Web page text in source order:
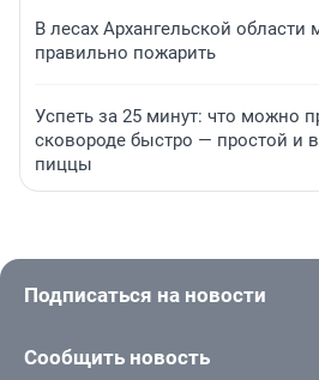
В лесах Архангельской области
правильно пожарить
Успеть за 25 минут: что можно
сковороде быстро — простой и
пиццы
Подписаться на новости
Сообщить новость